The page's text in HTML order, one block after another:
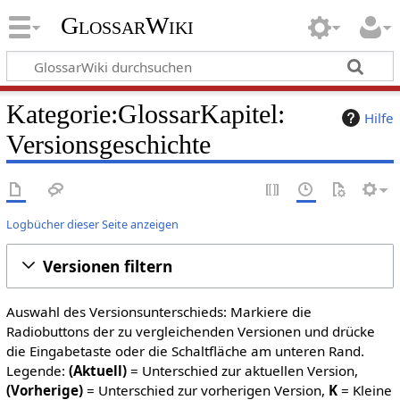
GlossarWiki
Hilfe
Kategorie:GlossarKapitel:
Versionsgeschichte
Logbücher dieser Seite anzeigen
Versionen filtern
Auswahl des Versionsunterschieds: Markiere die
Radiobuttons der zu vergleichenden Versionen und drücke
die Eingabetaste oder die Schaltfläche am unteren Rand.
Legende: (Aktuell)= Unterschied zur aktuellen Version,
(Vorherige)= Unterschied zur vorherigen Version, K= Kleine